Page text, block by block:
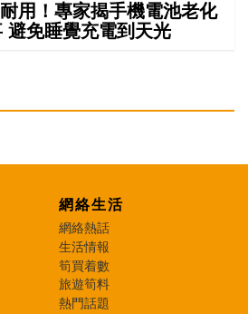
用！專家揭手機電池老化
避免睡覺充電到天光
網絡生活
網絡熱話
生活情報
筍買着數
旅遊筍料
熱門話題